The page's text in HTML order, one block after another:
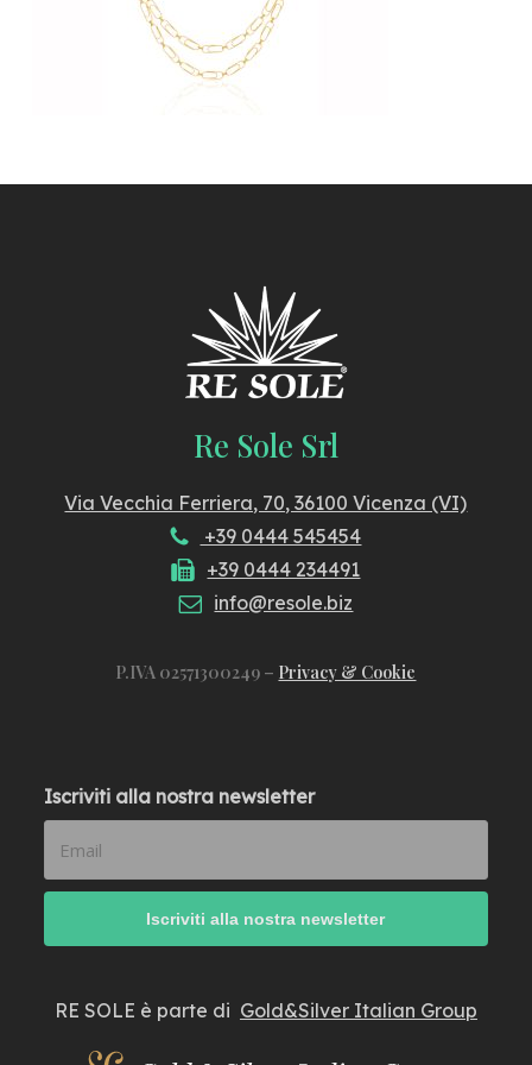
Re Sole Srl
Via Vecchia Ferriera, 70, 36100 Vicenza (VI)
+39 0444 545454
+39 0444 234491
info@resole.biz
P.IVA 02571300249 – Privacy & Cookie
Iscriviti alla nostra newsletter
RE SOLE è parte di Gold&Silver Italian Group